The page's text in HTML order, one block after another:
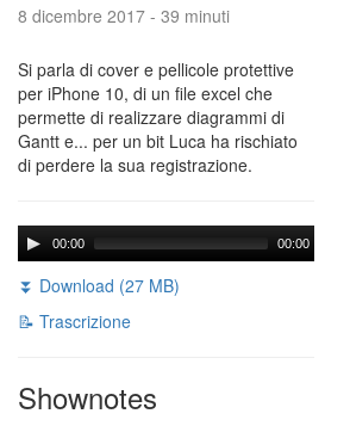
8 dicembre 2017 - 39 minuti
Si parla di cover e pellicole protettive
per iPhone 10, di un file excel che
permette di realizzare diagrammi di
Gantt e... per un bit Luca ha rischiato
di perdere la sua registrazione.
00:00 00:00
⏬ Download (27 MB)
📝 Trascrizione
Shownotes